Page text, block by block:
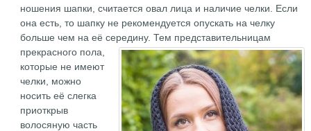
ношения шапки, считается овал лица и наличие челки. Если
она есть, то шапку не рекомендуется опускать на челку
больше чем на её середину. Тем представительницам
прекрасного пола,
которые не имеют
челки, можно
носить её слегка
приоткрыв
волосяную часть